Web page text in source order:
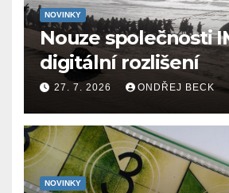
NOVINKY
Nouze společnosti
digitální rozlišení
27. 7. 2026 ONDŘEJ BECK
NOVINKY